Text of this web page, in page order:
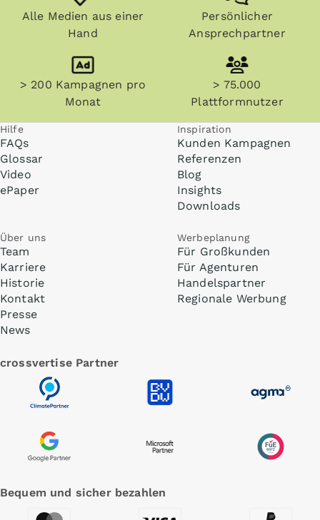
Alle Medien aus einer
Hand
Persönlicher
Ansprechpartner
> 200 Kampagnen pro
Monat
> 75.000
Plattformnutzer
Hilfe
FAQs
Glossar
Video
ePaper
Inspiration
Kunden Kampagnen
Referenzen
Blog
Insights
Downloads
Über uns
Team
Karriere
Historie
Kontakt
Presse
News
Werbeplanung
Für Großkunden
Für Agenturen
Handelspartner
Regionale Werbung
crossvertise Partner
Bequem und sicher bezahlen